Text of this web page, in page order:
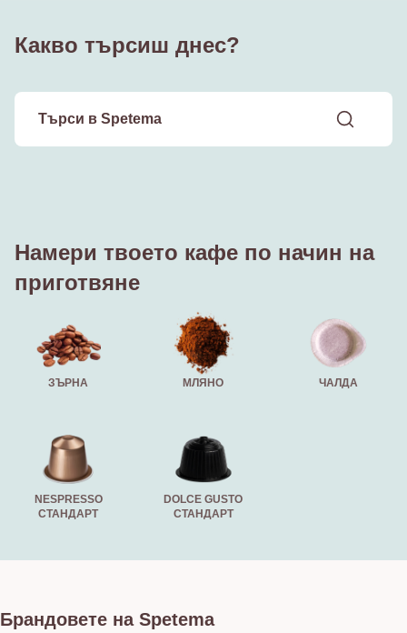
Какво търсиш днес?
Намери твоето кафе по начин на
приготвяне
ЗЪРНА МЛЯНО ЧАЛДА
NESPRESSO
СТАНДАРТ
DOLCE GUSTO
СТАНДАРТ
Брандовете на Spetema